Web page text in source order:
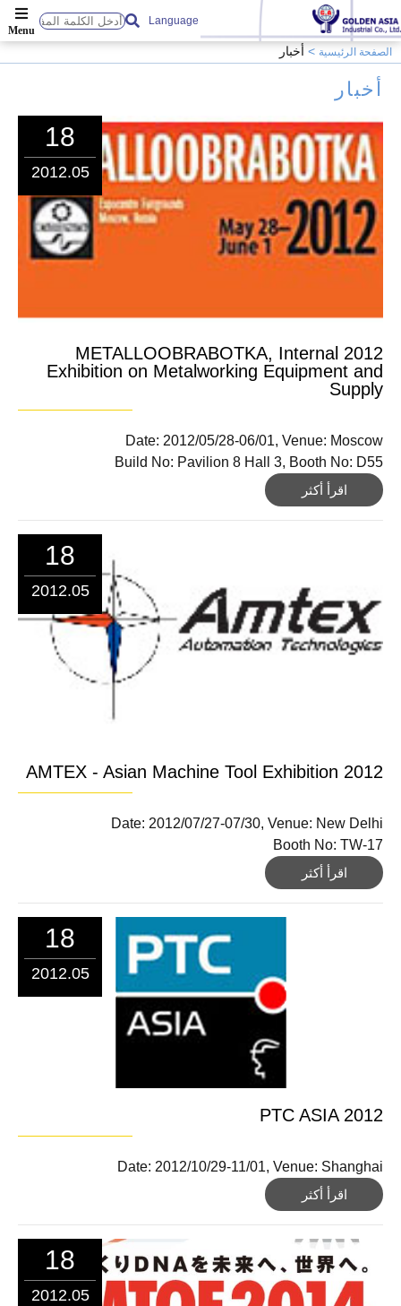
Language
الصفحة الرئيسية أخبار
أخبار
18
2012.05
2012 METALLOOBRABOTKA, Internal
Exhibition on Metalworking Equipment and
Supply
Date: 2012/05/28-06/01, Venue: Moscow
Build No: Pavilion 8 Hall 3, Booth No: D55
اقرأ أكثر
18
2012.05
AMTEX - Asian Machine Tool Exhibition 2012
Date: 2012/07/27-07/30, Venue: New Delhi
Booth No: TW-17
اقرأ أكثر
18
2012.05
PTC ASIA 2012
Date: 2012/10/29-11/01, Venue: Shanghai
اقرأ أكثر
18
2012.05